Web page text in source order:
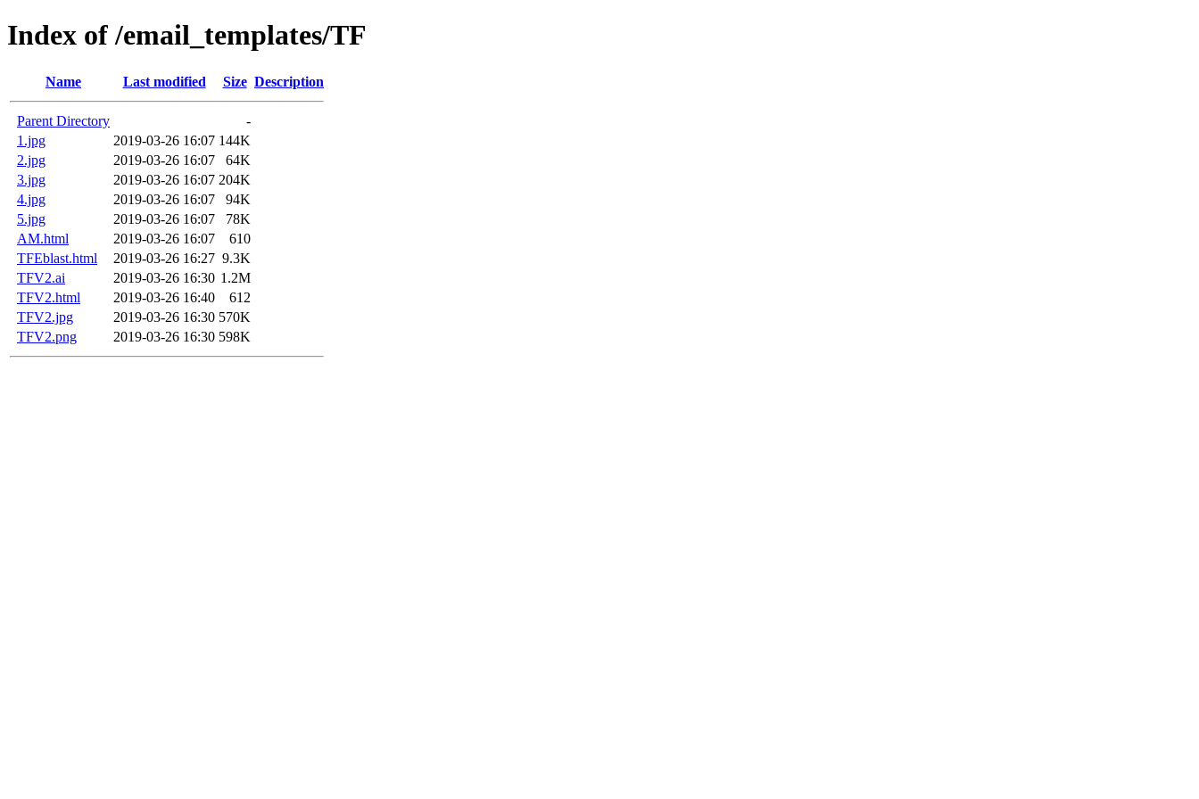
Index of /email_templates/TF
Name Last modified Size Description
Parent Directory
-
1.jpg
2019-03-26 16:07 144K
2.jpg
2019-03-26 16:07
64K
3.jpg
2019-03-26 16:07 204K
4.jpg
2019-03-26 16:07
94K
5.jpg
2019-03-26 16:07
78K
AM.html
2019-03-26 16:07
610
TFEblast.html
2019-03-26 16:27 9.3K
TFV2.ai
2019-03-26 16:30 1.2M
TFV2.html
2019-03-26 16:40
612
TFV2.jpg
2019-03-26 16:30 570K
TFV2.png
2019-03-26 16:30 598K